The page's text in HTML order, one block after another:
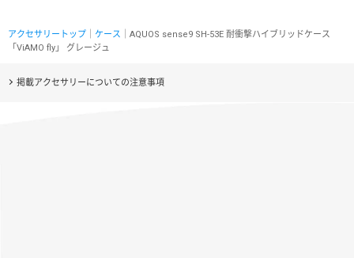
アクセサリートップ ケース ｜AQUOS sense9 SH-53E 耐衝撃ハイブリッドケース
「ViAMO fly」 グレージュ
掲載アクセサリーについての注意事項